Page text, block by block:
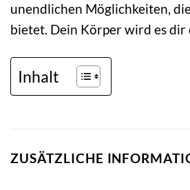
unendlichen Möglichkeiten,
bietet. Dein Körper wird es dir
Inhalt
ZUSÄTZLICHE